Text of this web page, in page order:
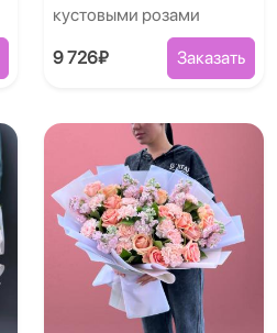
кустовыми розами
9 726₽ Заказать